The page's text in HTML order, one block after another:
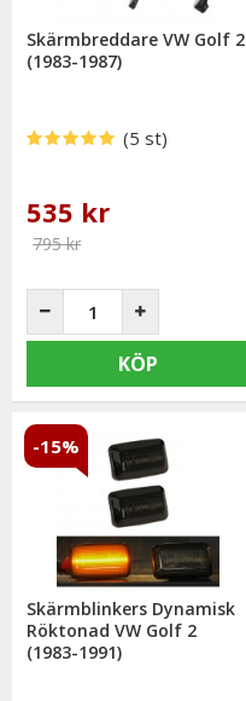
Skärmbreddare VW Golf 2
(1983-1987)
(5 st)
535 kr
795 kr
KÖP
Skärmblinkers Dynamisk
Röktonad VW Golf 2
(1983-1991)
-15%